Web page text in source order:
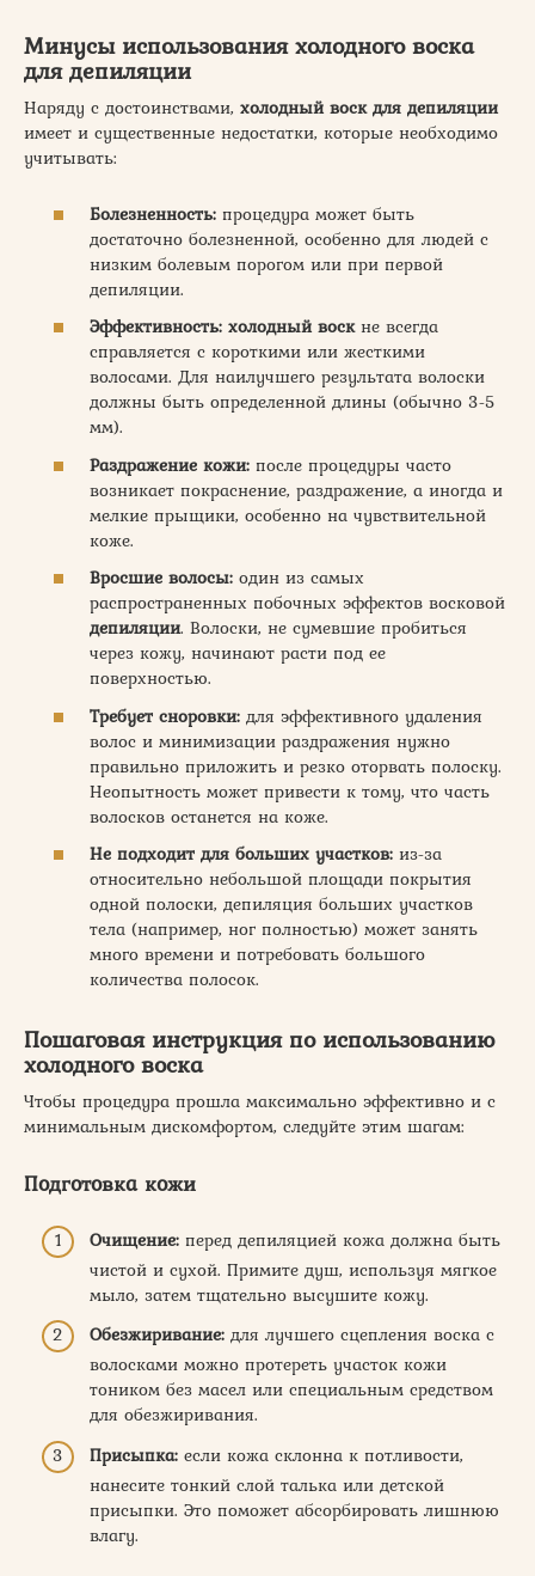
Минусы использования холодного воска
для депиляции
Наряду с достоинствами, холодный воск для депиляции
имеет и существенные недостатки, которые необходимо
учитывать:
Болезненность: процедура может быть
достаточно болезненной, особенно для людей с
низким болевым порогом или при первой
депиляции.
Эффективность: холодный воскне всегда
справляется с короткими или жесткими
волосами. Для наилучшего результата волоски
должны быть определенной длины (обычно 3-5
мм).
Раздражение кожи: после процедуры часто
возникает покраснение, раздражение, а иногда и
мелкие прыщики, особенно на чувствительной
коже.
Вросшие волосы: один из самых
распространенных побочных эффектов восковой
депиляции. Волоски, не сумевшие пробиться
через кожу, начинают расти под ее
поверхностью.
Требует сноровки: для эффективного удаления
волос и минимизации раздражения нужно
правильно приложить и резко оторвать полоску.
Неопытность может привести к тому, что часть
волосков останется на коже.
Не подходит для больших участков: из-за
относительно небольшой площади покрытия
одной полоски, депиляция больших участков
тела (например, ног полностью) может занять
много времени и потребовать большого
количества полосок.
Пошаговая инструкция по использованию
холодного воска
Чтобы процедура прошла максимально эффективно и с
минимальным дискомфортом, следуйте этим шагам:
Подготовка кожи
Очищение: перед депиляцией кожа должна быть
чистой и сухой. Примите душ, используя мягкое
мыло, затем тщательно высушите кожу.
Обезжиривание: для лучшего сцепления воска с
волосками можно протереть участок кожи
тоником без масел или специальным средством
для обезжиривания.
Присыпка: если кожа склонна к потливости,
нанесите тонкий слой талька или детской
присыпки. Это поможет абсорбировать лишнюю
влагу.